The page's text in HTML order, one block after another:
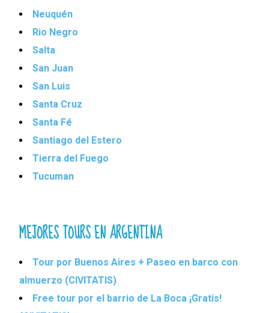
Neuquén
Rio Negro
Salta
San Juan
San Luis
Santa Cruz
Santa Fé
Santiago del Estero
Tierra del Fuego
Tucuman
MEJORES TOURS EN ARGENTINA
Tour por Buenos Aires + Paseo en barco con
almuerzo (CIVITATIS)
Free tour por el barrio de La Boca ¡Gratis!